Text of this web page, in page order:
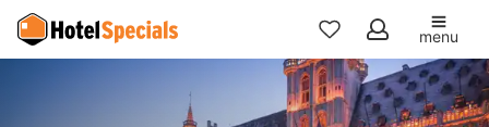
Meine
Favoriten
menu